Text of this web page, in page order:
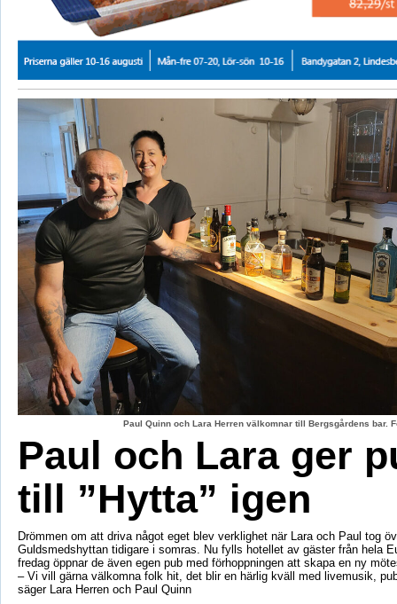
Paul Quinn och Lara Herren välkomnar till Bergsgårdens bar.
Paul och Lara ger
till ”Hytta” igen
Drömmen om att driva något eget blev verklighet när Lara och Paul tog
Guldsmedshyttan tidigare i somras. Nu fylls hotellet av gäster från hela
fredag öppnar de även egen pub med förhoppningen att skapa en ny
– Vi vill gärna välkomna folk hit, det blir en härlig kväll med livemusik,
säger Lara Herren och Paul Quinn